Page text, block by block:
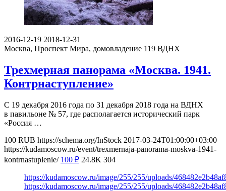
2016-12-19 2018-12-31
Москва, Проспект Мира, домовладение 119 ВДНХ
Трехмерная панорама «Москва. 1941.
Контрнаступление»
С 19 декабря 2016 года по 31 декабря 2018 года на ВДНХ
в павильоне № 57, где располагается исторический парк
«Россия …
100 RUB https://schema.org/InStock 2017-03-24T01:00:00+03:00
https://kudamoscow.ru/event/trexmernaja-panorama-moskva-1941-
kontrnastuplenie/ 100 ₽ 24.8K 304
https://kudamoscow.ru/image/255/255/uploads/
https://kudamoscow.ru/image/255/255/uploads/